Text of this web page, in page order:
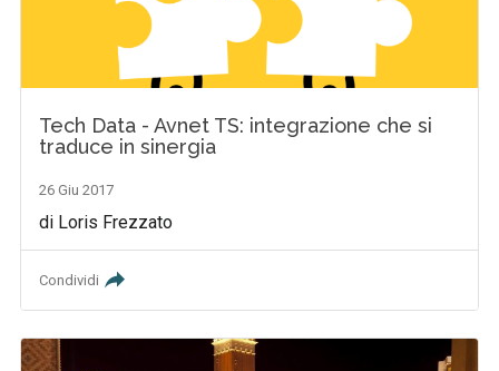
Tech Data - Avnet TS: integrazione che si
traduce in sinergia
26 Giu 2017
di Loris Frezzato
Condividi